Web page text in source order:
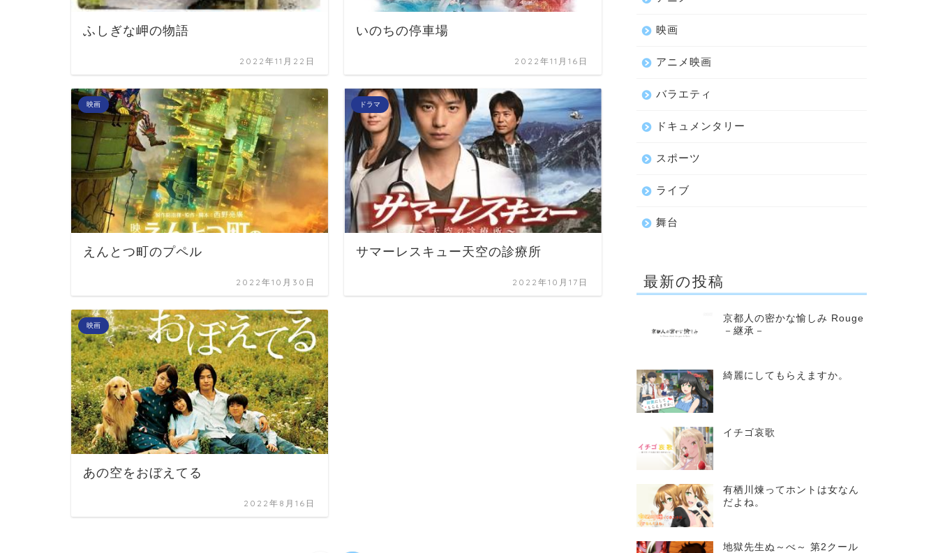
ふしぎな岬の物語
2022年11月22日
いのちの停車場
2022年11月16日
映画
えんとつ町のプペル
2022年10月30日
ドラマ
サマーレスキュー天空の診療所
2022年10月17日
映画
あの空をおぼえてる
2022年8月16日
映画
アニメ映画
バラエティ
ドキュメンタリー
スポーツ
ライブ
舞台
最新の投稿
京都人の密かな愉しみ Rouge
－継承－
綺麗にしてもらえますか。
イチゴ哀歌
有栖川煉ってホントは女なん
だよね。
地獄先生ぬ～べ～ 第2クール